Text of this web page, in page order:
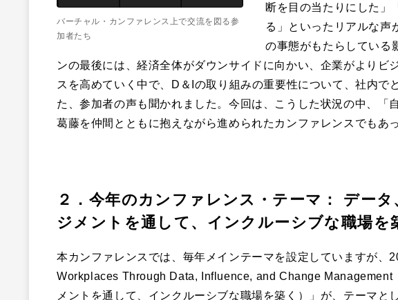
バーチャル・カンファレンス上で交流を図る参
加者たち
断を目の当たりにした」
る」といったリアルな声
の事態がもたらしている
ンの最後には、経済全体がダウンサイドに向かい、企業がよりビ
スを高めていく中で、D＆Iの取り組みの重要性について、社内で
た、参加者の声も聞かれました。今回は、こうした状況の中、「
葛藤を仲間とともに抱えながら進められたカンファレンスでもあ
２．今年のカンファレンス・テーマ： デー
ジメントを通して、インクルーシブな職場を
本カンファレンスでは、毎年メインテーマを設定していますが
Workplaces Through Data, Influence, and Change Management
メントを通して、インクルーシブな職場を築く）」が、テーマと